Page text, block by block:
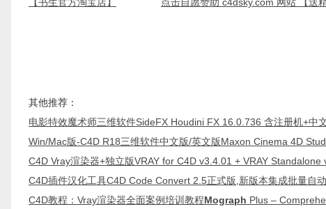
其他推荐：
电影特效魔术师三维软件SideFX Houdini FX 16.0.736 含注册机+中
Win/Mac版-C4D R18三维软件中文版/英文版Maxon Cinema 4D
C4D Vray渲染器+独立版VRAY for C4D v3.4.01 + VRAY
C4D插件汉化工具C4D Code Convert 2.5正式版,新版本集成批量自
C4D教程：Vray渲染器全面案例培训教程Mograph Plus –